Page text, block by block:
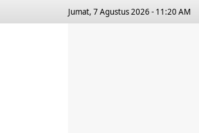
Jumat, 7 Agustus 2026 - 11:20 AM